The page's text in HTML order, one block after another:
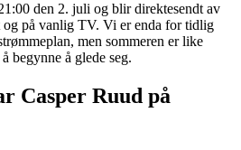
den 2. juli og blir direktesendt av
på vanlig TV. Vi er enda for tidlig
men sommeren er like
begynne å glede seg.
Casper Ruud på